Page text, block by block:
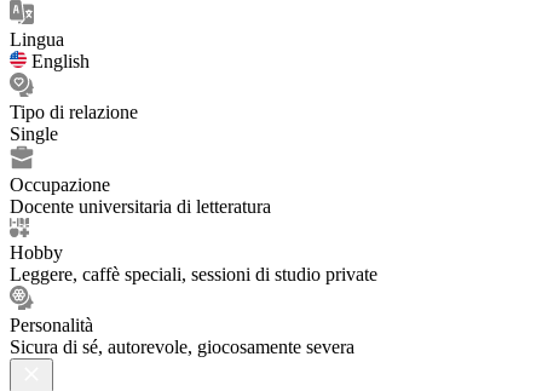
Lingua
English
Tipo di relazione
Single
Occupazione
Docente universitaria di letteratura
Hobby
Leggere, caffè speciali, sessioni di studio private
Personalità
Sicura di sé, autorevole, giocosamente severa